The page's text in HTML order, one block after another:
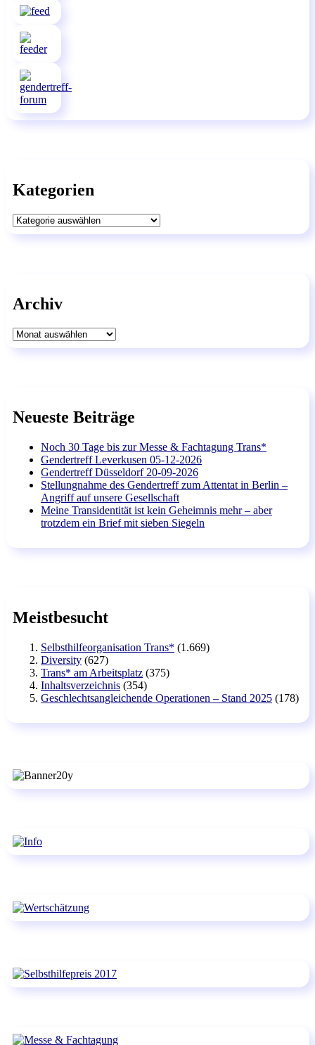
Kategorien
Kategorien
Archiv
Archiv
Neueste Beiträge
Noch 30 Tage bis zur Messe & Fachtagung Trans*
Gendertreff Leverkusen 05-12-2026
Gendertreff Düsseldorf 20-09-2026
Stellungnahme des Gendertreff zum Attentat in Berlin –
Angriff auf unsere Gesellschaft
Meine Transidentität ist kein Geheimnis mehr – aber
trotzdem ein Brief mit sieben Siegeln
Meistbesucht
Selbsthilfeorganisation Trans* (1.669)
Diversity (627)
Trans* am Arbeitsplatz (375)
Inhaltsverzeichnis (354)
Geschlechtsangleichende Operationen – Stand 2025 (178)